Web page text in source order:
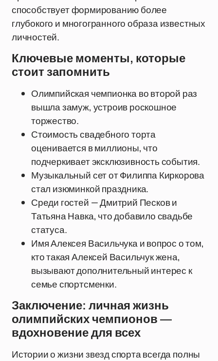
способствует формированию более
глубокого и многогранного образа известных
личностей.
Ключевые моменты, которые
стоит запомнить
Олимпийская чемпионка во второй раз
вышла замуж, устроив роскошное
торжество.
Стоимость свадебного торта
оценивается в миллионы, что
подчеркивает эксклюзивность события.
Музыкальный сет от Филиппа Киркорова
стал изюминкой праздника.
Среди гостей — Дмитрий Песков и
Татьяна Навка, что добавило свадьбе
статуса.
Имя Алексея Васильчука и вопрос о том,
кто такая Алексей Васильчук жена,
вызывают дополнительный интерес к
семье спортсменки.
Заключение: личная жизнь
олимпийских чемпионов —
вдохновение для всех
Истории о жизни звезд спорта всегда полны